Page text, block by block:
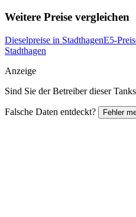
Weitere Preise vergleichen
Dieselpreise in StadthagenE5-
Stadthagen
Anzeige
Sind Sie der Betreiber dieser
Falsche Daten entdeckt? Fehler